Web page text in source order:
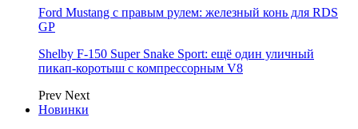
Ford Mustang с правым рулем: железный конь для RDS
GP
Shelby F-150 Super Snake Sport: ещё один уличный
пикап-коротыш с компрессорным V8
Prev Next
Новинки